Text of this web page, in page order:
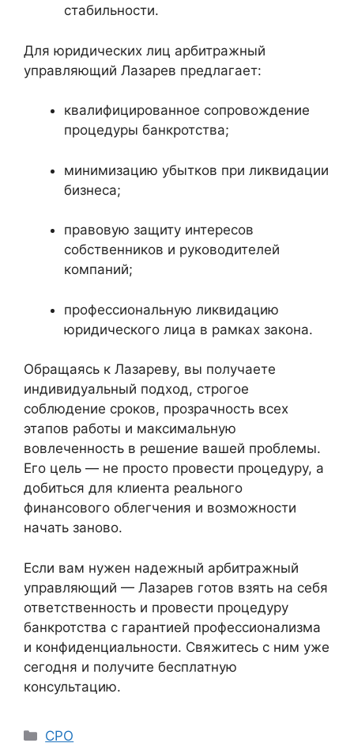
стабильности.
Для юридических лиц арбитражный
управляющий Лазарев предлагает:
квалифицированное сопровождение
процедуры банкротства;
минимизацию убытков при ликвидации
бизнеса;
правовую защиту интересов
собственников и руководителей
компаний;
профессиональную ликвидацию
юридического лица в рамках закона.
Обращаясь к Лазареву, вы получаете
индивидуальный подход, строгое
соблюдение сроков, прозрачность всех
этапов работы и максимальную
вовлеченность в решение вашей проблемы.
Его цель — не просто провести процедуру, а
добиться для клиента реального
финансового облегчения и возможности
начать заново.
Если вам нужен надежный арбитражный
управляющий — Лазарев готов взять на себя
ответственность и провести процедуру
банкротства с гарантией профессионализма
и конфиденциальности. Свяжитесь с ним уже
сегодня и получите бесплатную
консультацию.
Рубрики
СРО